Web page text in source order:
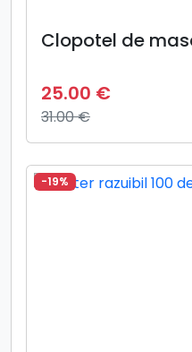
Clopotel de
25.00 €
31.00 €
-19%